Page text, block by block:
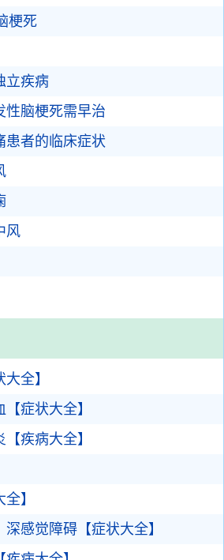
梗死
立疾病
性脑梗死需早治
患者的临床症状
风
全】
症状大全】
疾病大全】
】
感觉障碍【症状大全】